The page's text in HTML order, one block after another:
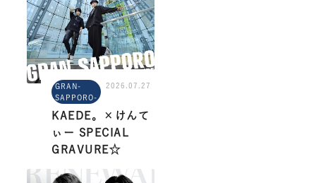
GRAN-
SAPPORO-
2026.07.27
KAEDE。×けんて
ぃー SPECIAL
GRAVURE☆